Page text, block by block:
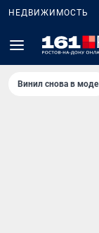
НЕДВИЖИМОСТЬ
Винил снова в моде